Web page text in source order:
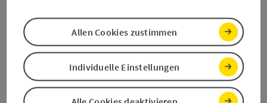
zum Merkzettel
PDF erstellen
Beitrag drucken
Individuelle Einstellungen
Allen Cookies zustimmen